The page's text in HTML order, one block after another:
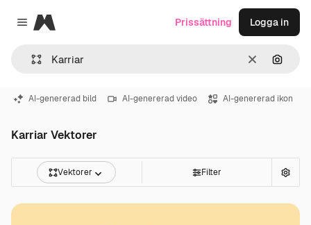
Close menu
Magnific
RensaSök
Prissättning Logga in
AI-genererad bild AI-genererad video AI-genererad ikon
Karriar Vektorer
Vektorer Filter